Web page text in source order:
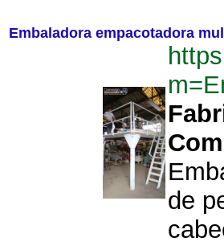
Embaladora empacotadora
de